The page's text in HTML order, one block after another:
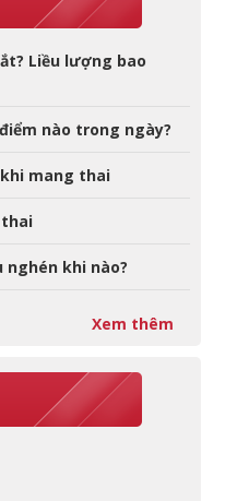
Liều lượng bao
nào trong ngày?
mang thai
thai
khi nào?
Xem thêm